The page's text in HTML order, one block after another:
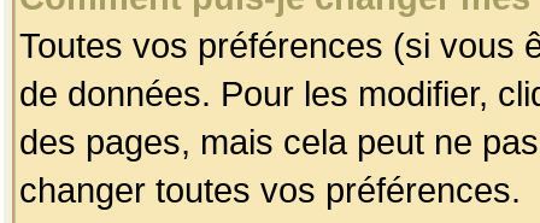
Toutes vos préférences (si vous
de données. Pour les modifier,
des pages, mais cela peut ne
changer toutes vos préférences.